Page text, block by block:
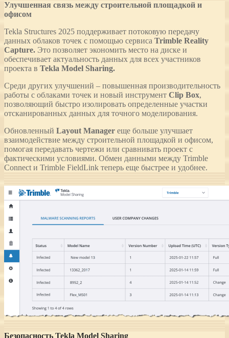
Улучшенная связь между строительной площадкой и
офисом
Tekla Structures 2025 поддерживает потоковую передачу
данных облаков точек с помощью сервиса Trimble Reality
Capture. Это позволяет экономить место на диске и
обеспечивает актуальность данных для всех участников
проекта в Tekla Model Sharing.
Среди других улучшений – повышенная производительность
работы с облаками точек и новый инструмент Clip Box,
позволяющий быстро изолировать определенные участки
отсканированных данных для точного моделирования.
Обновленный Layout Manager еще больше улучшает
взаимодействие между строительной площадкой и офисом,
помогая передавать чертежи или сравнивать проект с
фактическими условиями. Обмен данными между Trimble
Connect и Trimble FieldLink теперь еще быстрее и удобнее.
Безопасность Tekla Model Sharing